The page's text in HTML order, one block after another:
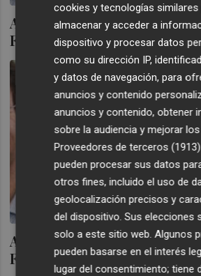
Air Nostrum, Iker Marcaide,
Fayos y Valencia Basquet,
Air Nostrum, Iker Marcaide,
Fayos y Valencia Basquet,
cookies y tecnologías similares
almacenar y acceder a
dispositivo y procesar datos
como su dirección IP,
y datos de navegación, para
anuncios y contenido
anuncios y contenido, obtener
sobre la audiencia y mejorar
Proveedores de terceros (1913)
pueden procesar sus datos
otros fines, incluido el uso de
geolocalización precisos y
del dispositivo. Sus elecciones
solo a este sitio web. Algunos
pueden basarse en el interés
lugar del consentimiento; tiene